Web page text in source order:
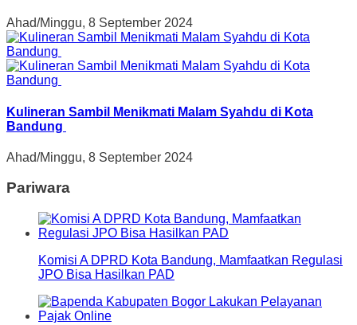
Ahad/Minggu, 8 September 2024
Kulineran Sambil Menikmati Malam Syahdu di Kota
Bandung
Ahad/Minggu, 8 September 2024
Pariwara
Komisi A DPRD Kota Bandung, Mamfaatkan Regulasi
JPO Bisa Hasilkan PAD